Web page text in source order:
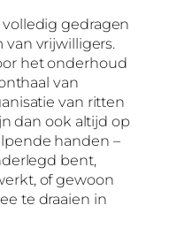
gedragen
vrijwilligers.
het onderhoud
van
van ritten
dan ook altijd op
handen –
bent,
of gewoon
te draaien in